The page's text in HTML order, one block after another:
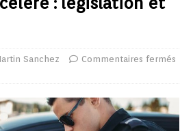
Sanchez Commentaires fermés